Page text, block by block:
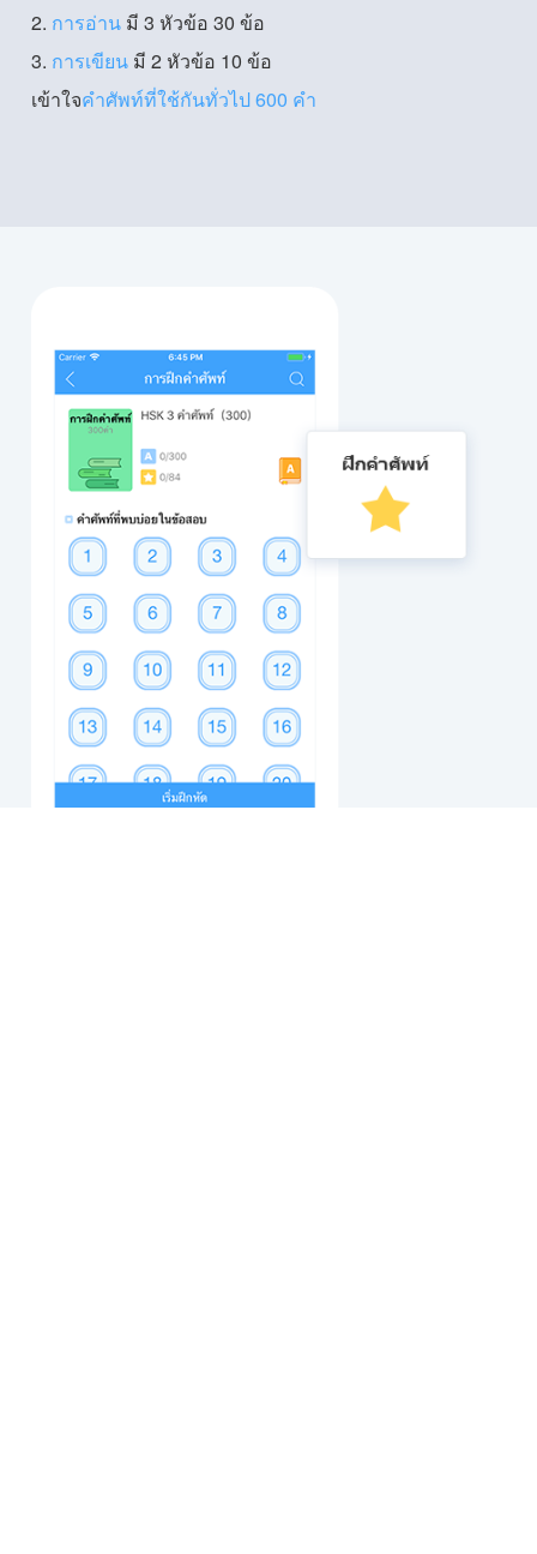
2. การอ่าน มี 3 หัวข้อ 30 ข้อ
3. การเขียน มี 2 หัวข้อ 10 ข้อ
เข้าใจคำศัพท์ที่ใช้กันทั่วไป 600 คำ